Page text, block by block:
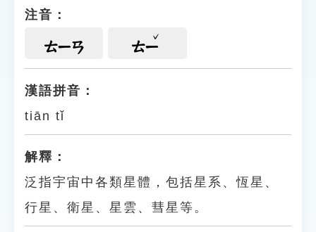
貓頭鷹博士
注音：
ㄊㄧㄢ ㄊㄧ
漢語拼音：
tiān tǐ
解釋：
泛指宇宙中各類星體，包括星系、恆星、
行星、衛星、星雲、彗星等。